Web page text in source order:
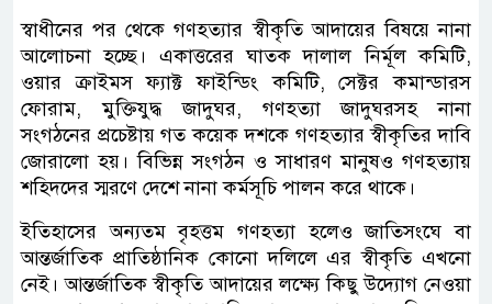
স্বাধীনের পর থেকে গণহত্যার স্বীকৃতি আদায়ের বিষয়ে নানা
আলোচনা হচ্ছে। একাত্তরের ঘাতক দালাল নির্মূল কমিটি,
ওয়ার ক্রাইমস ফ্যাক্ট ফাইন্ডিং কমিটি, সেক্টর কমান্ডারস
ফোরাম, মুক্তিযুদ্ধ জাদুঘর, গণহত্যা জাদুঘরসহ নানা
সংগঠনের প্রচেষ্টায় গত কয়েক দশকে গণহত্যার স্বীকৃতির দাবি
জোরালো হয়। বিভিন্ন সংগঠন ও সাধারণ মানুষও গণহত্যায়
শহিদদের স্মরণে দেশে নানা কর্মসূচি পালন করে থাকে।
ইতিহাসের অন্যতম বৃহত্তম গণহত্যা হলেও জাতিসংঘে বা
আন্তর্জাতিক প্রাতিষ্ঠানিক কোনো দলিলে এর স্বীকৃতি এখনো
নেই। আন্তর্জাতিক স্বীকৃতি আদায়ের লক্ষ্যে কিছু উদ্যোগ নেওয়া